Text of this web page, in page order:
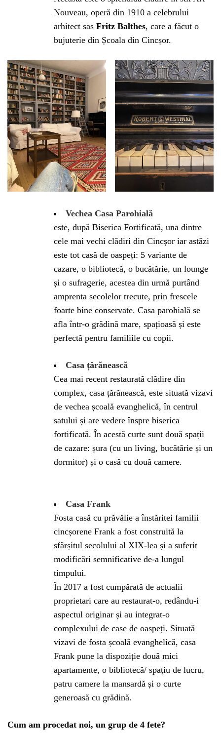
Nouveau, operă din 1910 a celebrului
arhitect sas Fritz Balthes, care a făcut o
bujuterie din Școala din Cincșor.
Vechea Casa Parohială
este, după Biserica Fortificată, una dintre
cele mai vechi clădiri din Cincșor iar astăzi
este tot casă de oaspeți: 5 variante de
cazare, o bibliotecă, o bucătărie, un lounge
și o sufragerie, acestea din urmă purtând
amprenta secolelor trecute, prin frescele
foarte bine conservate. Casa parohială se
afla într-o grădină mare, spațioasă și este
perfectă pentru familiile cu copii.
Casa țărănească
Cea mai recent restaurată clădire din
complex, casa țărănească, este situată vizavi
de vechea școală evanghelică, în centrul
satului și are vedere înspre biserica
fortificată. În acestă curte sunt două spații
de cazare: șura (cu un living, bucătărie și un
dormitor) și o casă cu două camere.
Casa Frank
Fosta casă cu prăvălie a înstăritei familii
cincșorene Frank a fost construită la
sfârșitul secolului al XIX-lea și a suferit
modificări semnificative de-a lungul
timpului.
În 2017 a fost cumpărată de actualii
proprietari care au restaurat-o, redându-i
aspectul originar și au integrat-o
complexului de case de oaspeți. Situată
vizavi de fosta școală evanghelică, casa
Frank pune la dispoziție două mici
apartamente, o bibliotecă/ spațiu de lucru,
patru camere la mansardă și o curte
generoasă cu grădină.
Cum am procedat noi, un grup de 4 fete?